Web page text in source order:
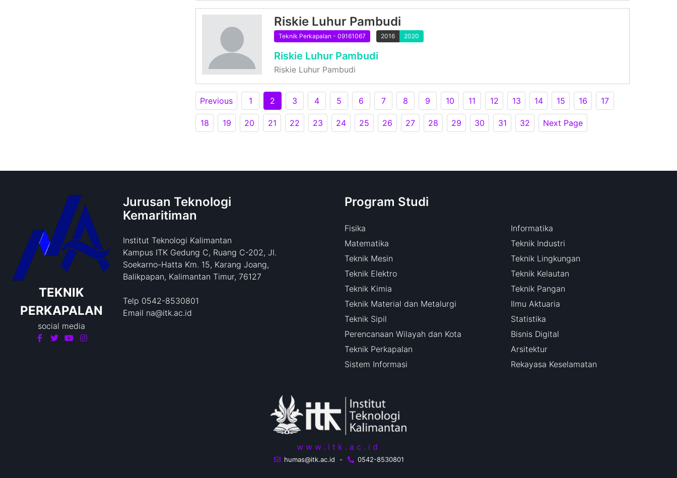
Riskie Luhur Pambudi
Teknik Perkapalan - 09161067 2016 2020
Riskie Luhur Pambudi
Riskie Luhur Pambudi
Previous 1 2 3 4 5 6 7 8 9 10 11 12 13 14 15 16 17
18 19 20 21 22 23 24 25 26 27 28 29 30 31 32 Next Page
TEKNIK
PERKAPALAN
social media
Jurusan Teknologi
Kemaritiman
Institut Teknologi Kalimantan
Kampus ITK Gedung C, Ruang C-202, Jl.
Soekarno-Hatta Km. 15, Karang Joang,
Balikpapan, Kalimantan Timur, 76127
Telp 0542-8530801
Email na@itk.ac.id
Program Studi
Fisika
Matematika
Teknik Mesin
Teknik Elektro
Teknik Kimia
Teknik Material dan Metalurgi
Teknik Sipil
Perencanaan Wilayah dan Kota
Teknik Perkapalan
Sistem Informasi
Informatika
Teknik Industri
Teknik Lingkungan
Teknik Kelautan
Teknik Pangan
Ilmu Aktuaria
Statistika
Bisnis Digital
Arsitektur
Rekayasa Keselamatan
www.itk.ac.id
humas@itk.ac.id - 0542-8530801